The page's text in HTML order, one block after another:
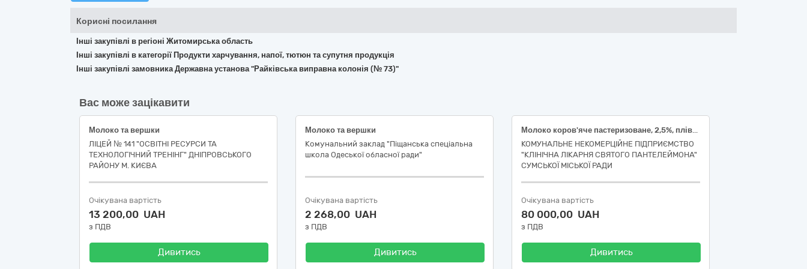
Корисні посилання
Інші закупівлі в регіоні Житомирська область
Інші закупівлі в категорії Продукти харчування, напої, тютюн та супутня продукція
Інші закупівлі замовника Державна установа "Райківська виправна колонія (№ 73)"
Вас може зацікавити
Молоко та вершки
ЛІЦЕЙ № 141 "ОСВІТНІ РЕСУРСИ ТА
ТЕХНОЛОГІЧНИЙ ТРЕНІНГ" ДНІПРОВСЬКОГО
РАЙОНУ М. КИЄВА
Очікувана вартість
13 200,00 UAH
з ПДВ
Дивитись
Молоко та вершки
Комунальний заклад "Піщанська спеціальна
школа Одеської обласної ради"
Очікувана вартість
2 268,00 UAH
з ПДВ
Дивитись
Молоко коров'яче пастеризоване, 2,5%, плівка поліетиленова, ДСТУ 2661, 900-1000г
КОМУНАЛЬНЕ НЕКОМЕРЦІЙНЕ ПІДПРИЄМСТВО
"КЛІНІЧНА ЛІКАРНЯ СВЯТОГО ПАНТЕЛЕЙМОНА"
СУМСЬКОЇ МІСЬКОЇ РАДИ
Очікувана вартість
80 000,00 UAH
з ПДВ
Дивитись